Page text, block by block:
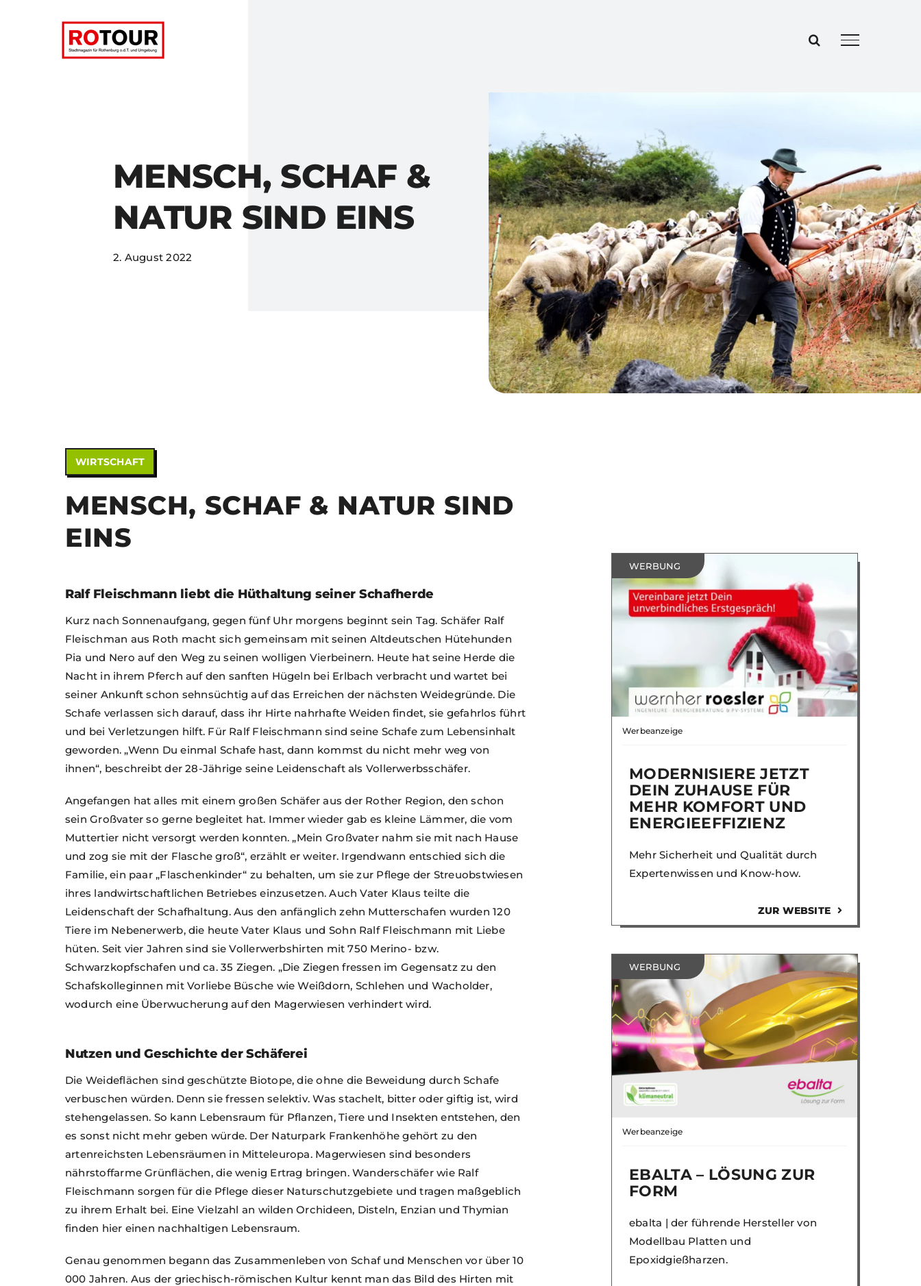
MENSCH, SCHAF &
NATUR SIND EINS
2. August 2022
WIRTSCHAFT
MENSCH, SCHAF & NATUR SIND
EINS
Ralf Fleischmann liebt die Hüthaltung seiner Schafherde
Kurz nach Sonnenaufgang, gegen fünf Uhr morgens beginnt sein Tag. Schäfer Ralf
Fleischman aus Roth macht sich gemeinsam mit seinen Altdeutschen Hütehunden
Pia und Nero auf den Weg zu seinen wolligen Vierbeinern. Heute hat seine Herde die
Nacht in ihrem Pferch auf den sanften Hügeln bei Erlbach verbracht und wartet bei
seiner Ankunft schon sehnsüchtig auf das Erreichen der nächsten Weidegründe. Die
Schafe verlassen sich darauf, dass ihr Hirte nahrhafte Weiden findet, sie gefahrlos führt
und bei Verletzungen hilft. Für Ralf Fleischmann sind seine Schafe zum Lebensinhalt
geworden. „Wenn Du einmal Schafe hast, dann kommst du nicht mehr weg von
ihnen“, beschreibt der 28-Jährige seine Leidenschaft als Vollerwerbsschäfer.
Angefangen hat alles mit einem großen Schäfer aus der Rother Region, den schon
sein Großvater so gerne begleitet hat. Immer wieder gab es kleine Lämmer, die vom
Muttertier nicht versorgt werden konnten. „Mein Großvater nahm sie mit nach Hause
und zog sie mit der Flasche groß“, erzählt er weiter. Irgendwann entschied sich die
Familie, ein paar „Flaschenkinder“ zu behalten, um sie zur Pflege der Streuobstwiesen
ihres landwirtschaftlichen Betriebes einzusetzen. Auch Vater Klaus teilte die
Leidenschaft der Schafhaltung. Aus den anfänglich zehn Mutterschafen wurden 120
Tiere im Nebenerwerb, die heute Vater Klaus und Sohn Ralf Fleischmann mit Liebe
hüten. Seit vier Jahren sind sie Vollerwerbshirten mit 750 Merino- bzw.
Schwarzkopfschafen und ca. 35 Ziegen. „Die Ziegen fressen im Gegensatz zu den
Schafskolleginnen mit Vorliebe Büsche wie Weißdorn, Schlehen und Wacholder,
wodurch eine Überwucherung auf den Magerwiesen verhindert wird.
Nutzen und Geschichte der Schäferei
Die Weideflächen sind geschützte Biotope, die ohne die Beweidung durch Schafe
verbuschen würden. Denn sie fressen selektiv. Was stachelt, bitter oder giftig ist, wird
stehengelassen. So kann Lebensraum für Pflanzen, Tiere und Insekten entstehen, den
es sonst nicht mehr geben würde. Der Naturpark Frankenhöhe gehört zu den
artenreichsten Lebensräumen in Mitteleuropa. Magerwiesen sind besonders
nährstoffarme Grünflächen, die wenig Ertrag bringen. Wanderschäfer wie Ralf
Fleischmann sorgen für die Pflege dieser Naturschutzgebiete und tragen maßgeblich
zu ihrem Erhalt bei. Eine Vielzahl an wilden Orchideen, Disteln, Enzian und Thymian
finden hier einen nachhaltigen Lebensraum.
Genau genommen begann das Zusammenleben von Schaf und Menschen vor über 10
000 Jahren. Aus der griechisch-römischen Kultur kennt man das Bild des Hirten mit
WERBUNG
Werbeanzeige
MODERNISIERE JETZT
DEIN ZUHAUSE FÜR
MEHR KOMFORT UND
ENERGIEEFFIZIENZ
Mehr Sicherheit und Qualität durch
Expertenwissen und Know-how.
ZUR WEBSITE
WERBUNG
Werbeanzeige
EBALTA – LÖSUNG ZUR
FORM
ebalta | der führende Hersteller von
Modellbau Platten und
Epoxidgießharzen.